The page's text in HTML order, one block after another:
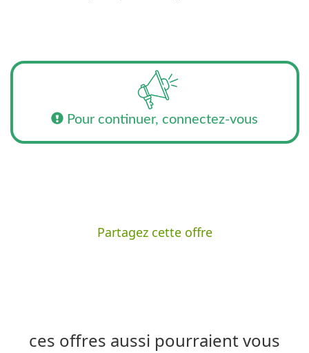
Pour continuer, connectez-vous
Partagez cette offre
ces offres aussi pourraient vous